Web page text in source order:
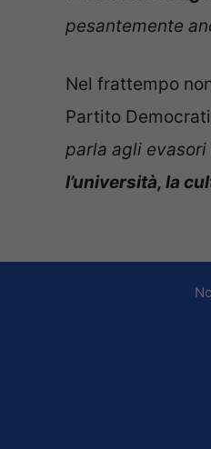
pesantemente
Nel frattempo
Partito
parla agli
l’università, la